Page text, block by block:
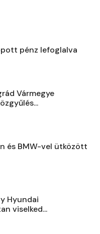
pénz lefoglalva
Vármegye
és BMW-vel ütközött
Hyundai
viselked...